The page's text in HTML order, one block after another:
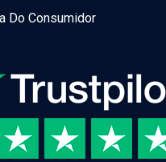
Do Consumidor